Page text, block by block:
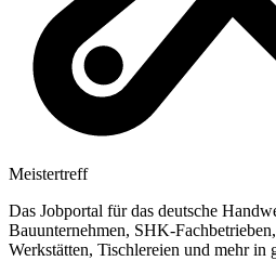
Meistertreff
Das Jobportal für das deutsche
Bauunternehmen, SHK-
Werkstätten, Tischlereien und mehr in